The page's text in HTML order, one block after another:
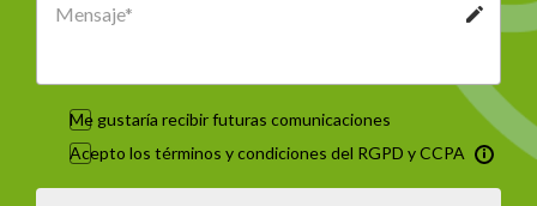
Me gustaría recibir futuras comunicaciones
Acepto los términos y condiciones del RGPD y CCPA